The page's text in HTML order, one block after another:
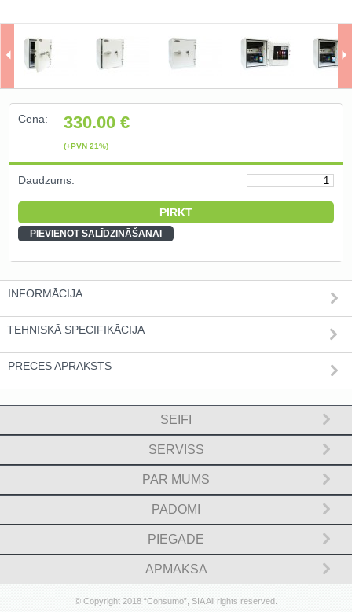
Cena: 330.00 €
(+PVN 21%)
Daudzums:
PIEVIENOT SALĪDZINĀŠANAI
INFORMĀCIJA
TEHNISKĀ SPECIFIKĀCIJA
PRECES APRAKSTS
SEIFI
SERVISS
PAR MUMS
PADOMI
PIEGĀDE
APMAKSA
© Copyright 2018 “Consumo”, SIA All rights reserved.
Ielogoties
Reģistrēties